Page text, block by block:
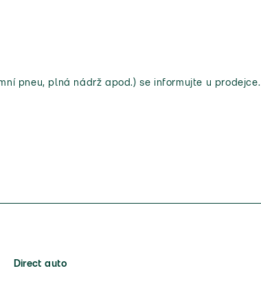
pneu, plná nádrž apod.) se informujte u prodejce.
Direct auto